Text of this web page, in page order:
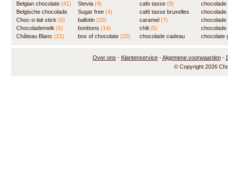
Belgian chocolate (41)
Belgische chocolade
(84)
Choc-o-lait stick (6)
Chocolademelk (6)
Château Blanc (21)
Stevia (4)
Sugar free (4)
ballotin (20)
bonbons (14)
box of chocolate (25)
cafe tasse (8)
café tasse bruxelles
(8)
caramel (7)
chili (5)
chocolade cadeau
(7)
chocolate
Over ons - Klantenservice-Algemene voorwaarden-
© Copyright 2026